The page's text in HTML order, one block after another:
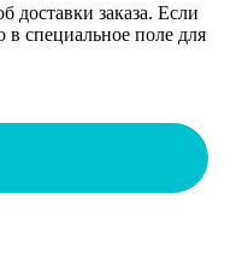
доставки заказа. Если
в специальное поле для